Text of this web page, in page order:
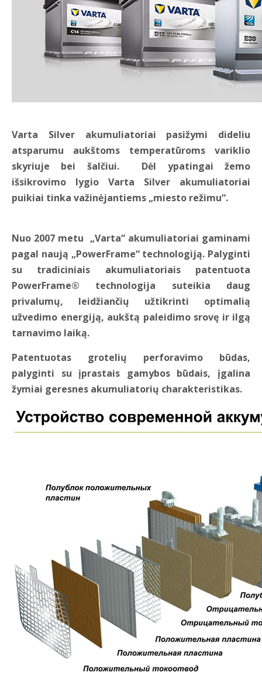
Varta Silver akumuliatoriai pasižymi dideliu
atsparumu aukštoms temperatūroms variklio
skyriuje bei šalčiui. Dėl ypatingai žemo
išsikrovimo lygio Varta Silver akumuliatoriai
puikiai tinka važinėjantiems „miesto režimu“.
Nuo 2007 metu „Varta“ akumuliatoriai gaminami
pagal naują „PowerFrame“ technologiją. Palyginti
su tradiciniais akumuliatoriais
patentuota
PowerFrame®
technologija suteikia daug
privalumų, leidžiančių užtikrinti optimalią
užvedimo energiją, aukštą paleidimo srovę ir ilgą
tarnavimo laiką.
Patentuotas grotelių perforavimo būdas,
palyginti su įprastais gamybos būdais, įgalina
žymiai geresnes akumuliatorių charakteristikas.